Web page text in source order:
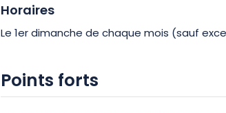
Horaires
Le 1er dimanche de chaque mois (sauf
Points forts